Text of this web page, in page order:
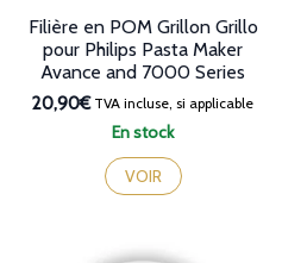
En stock
Filière en POM Grillon Grillo
pour Philips Pasta Maker
Avance and 7000 Series
20,90€TVA incluse, si applicable
VOIR